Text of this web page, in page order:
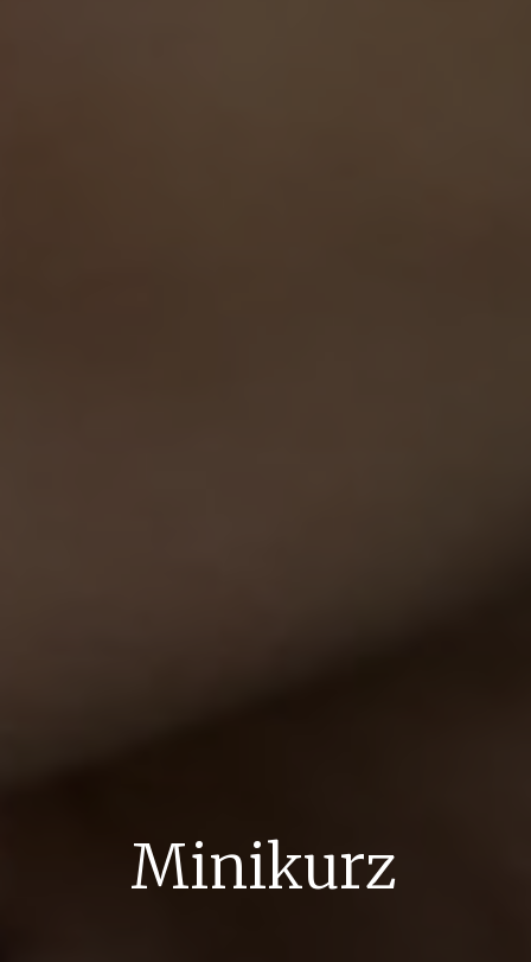
Minikurz